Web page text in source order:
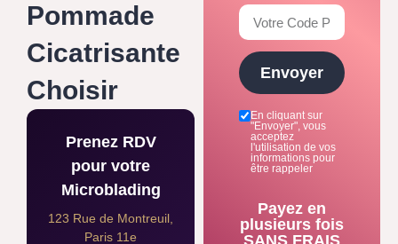
Pommade
Cicatrisante
Choisir
Prenez RDV
pour votre
Microblading
123 Rue de Montreuil,
Paris 11e
En cliquant sur
"Envoyer", vous
acceptez
l'utilisation de vos
informations pour
être rappeler
Envoyer
Payez en
plusieurs fois